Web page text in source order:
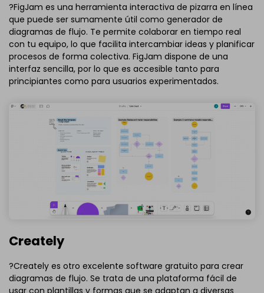
?FigJam es una herramienta interactiva de pizarra en línea
que puede ser sumamente útil como generador de
diagramas de flujo. Te permite colaborar en tiempo real
con tu equipo, lo que facilita intercambiar ideas y planificar
procesos de forma colectiva. FigJam dispone de una
interfaz sencilla, por lo que es accesible tanto para
principiantes como para usuarios experimentados.
Creately
?Creately es otro excelente software gratuito para crear
diagramas de flujo. Se trata de una plataforma fácil de
usar con plantillas y formas que se adaptan a diversas